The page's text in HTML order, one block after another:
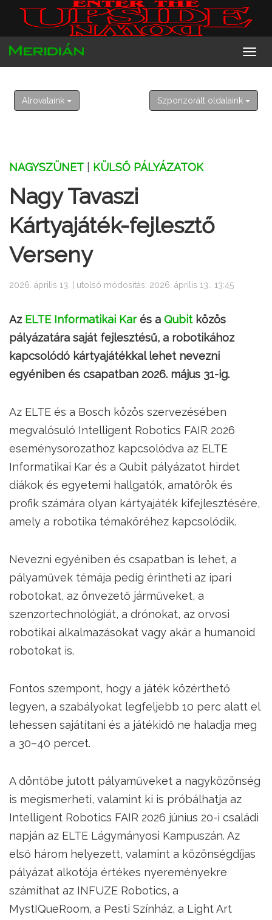
2026. augusztus 9. vasárnap
Emőd
Alrovataink Szponzorált oldalaink
NAGYSZÜNET KÜLSŐ PÁLYÁZATOK
Nagy Tavaszi
Kártyajáték-fejlesztő
Verseny
2026. április 13. | utolsó módosítás: 2026. április 13., 13:45
Az ELTE Informatikai Karés a Qubitközös
pályázatára saját fejlesztésű, a robotikához
kapcsolódó kártyajátékkal lehet nevezni
egyéniben és csapatban 2026. május 31-ig.
Az ELTE és a Bosch közös szervezésében
megvalósuló Intelligent Robotics FAIR 2026
eseménysorozathoz kapcsolódva az ELTE
Informatikai Kar és a Qubit pályázatot hirdet
diákok és egyetemi hallgatók, amatőrök és
profik számára olyan kártyajáték kifejlesztésére,
amely a robotika témaköréhez kapcsolódik.
Nevezni egyéniben és csapatban is lehet, a
pályaművek témája pedig érintheti az ipari
robotokat, az önvezető járműveket, a
szenzortechnológiát, a drónokat, az orvosi
robotikai alkalmazásokat vagy akár a humanoid
robotokat is.
Fontos szempont, hogy a játék közérthető
legyen, a szabályokat legfeljebb 10 perc alatt el
lehessen sajátítani és a játékidő ne haladja meg
a 30–40 percet.
A döntőbe jutott pályaműveket a nagyközönség
is megismerheti, valamint ki is próbálhatja az
Intelligent Robotics FAIR 2026 június 20-i családi
napján az ELTE Lágymányosi Kampuszán. Az
első három helyezett, valamint a közönségdíjas
pályázat alkotója értékes nyereményekre
számíthat az INFUZE Robotics, a
MystIQueRoom, a Pesti Színház, a Light Art